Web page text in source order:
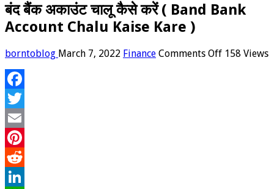
बंद बैंक अकाउंट चालू कैसे करें ( Band Bank
Account Chalu Kaise Kare )
borntoblog March 7, 2022 Finance Comments Offon158 Views
Facebook
Twitter
Email
Pinterest
Reddit